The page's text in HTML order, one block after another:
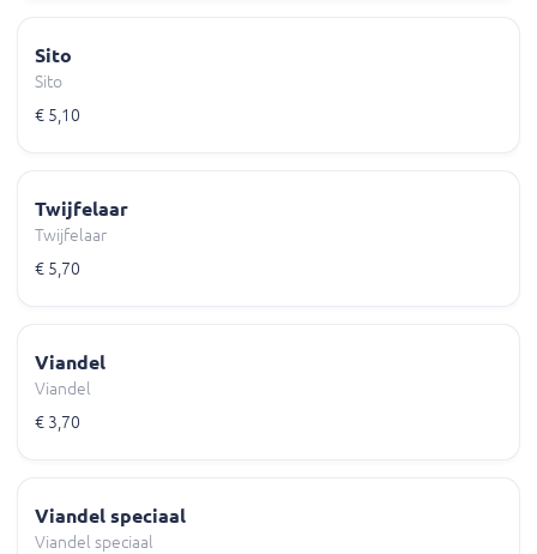
Sito
Sito
€ 5,10
Twijfelaar
Twijfelaar
€ 5,70
Viandel
Viandel
€ 3,70
Viandel speciaal
Viandel speciaal